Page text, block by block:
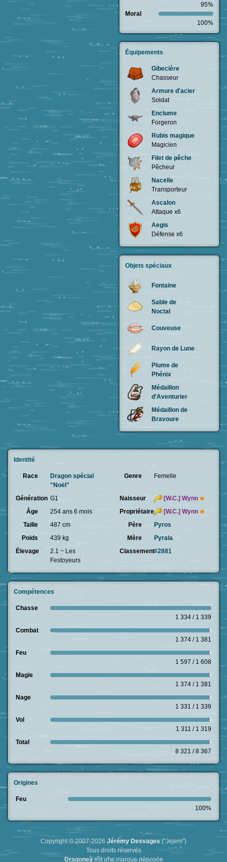
Identité
Race
Dragon spécial
"Noël"
Genre Femelle
Génération G1 Naisseur [W.C.]Wynn
Âge
254 ans 6 mois Propriétaire [W.C.]Wynn
Taille
487 cm Père
Pyros
Poids
439 kg Mère
Pyrala
Élevage
2.1 ~ Les
Festoyeurs
Classement#2881
Compétences
Chasse
1 334 / 1 339
Combat
1 374 / 1 381
Feu
1 597 / 1 608
Magie
1 374 / 1 381
Nage
1 331 / 1 339
Vol
1 311 / 1 319
Total
8 321 / 8 367
Origines
Feu
100%
95%
Moral
100%
Équipements
Gibecière
Chasseur
Armure d'acier
Soldat
Enclume
Forgeron
Rubis magique
Magicien
Filet de pêche
Pêcheur
Nacelle
Transporteur
Ascalon
Attaque x6
Aegis
Défense x6
Objets spéciaux
Fontaine
Sable de
Noctal
Couveuse
Rayon de Lune
Plume de
Phénix
Médaillon
d'Aventurier
Médaillon de
Bravoure
Copyright © 2007-2026 Jérémy Desvages ("Jejem")
Tous droits réservés
Dragonea est une marque déposée